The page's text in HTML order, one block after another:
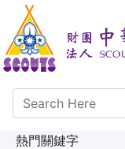
熱門關鍵字